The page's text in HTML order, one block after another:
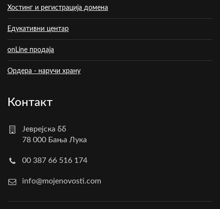
Хостинг и регистрација домена
Едукативни центар
onLine продаја
Ордера - наручи храну
Контакт
Јеврејска бб
78 000 Бања Лука
00 387 66 516 174
info@mojenovosti.com